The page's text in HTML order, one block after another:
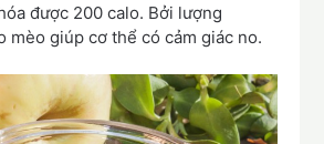
được 200 calo. Bởi lượng
mèo giúp cơ thể có cảm giác no.